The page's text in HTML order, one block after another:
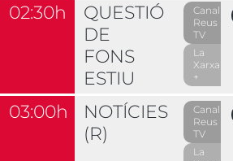
02:30h
QUESTIÓ
DE
FONS
ESTIU
Canal
Reus
TV
La
Xarxa
+
03:00h
NOTÍCIES
(R)
Canal
Reus
TV
La